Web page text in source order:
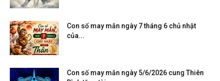
Con số may mắn ngày 7 tháng 6 chủ nhật
của...
Con số may mắn ngày 5/6/2026 cung Thiên